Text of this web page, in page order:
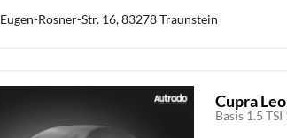
Eugen-Rosner-Str. 16,83278 Traunstein
Cupra
Basis 1.5